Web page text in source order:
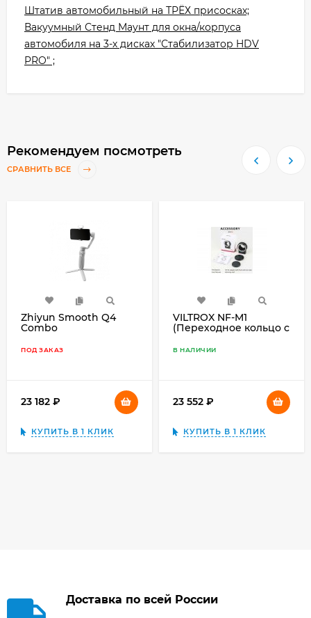
Штатив автомобильный на ТРЁХ присосках;
Вакуумный Стенд Маунт для окна/корпуса
автомобиля на 3-х дисках "Стабилизатор HDV
PRO" ;
Рекомендуем посмотреть
СРАВНИТЬ ВСЕ
Zhiyun Smooth Q4
Combo
ПОД ЗАКАЗ
23 182
КУПИТЬ В 1 КЛИК
VILTROX NF-M1
(Переходное кольцо с
Micro 4/3 Panasonic
В НАЛИЧИИ
23 552
КУПИТЬ В 1 КЛИК
Доставка по всей России